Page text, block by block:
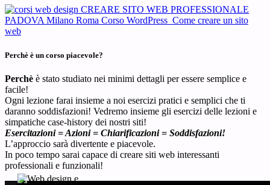
Perchè è un corso piacevole?
Perchè è stato studiato nei minimi dettagli per essere semplice e
facile!
Ogni lezione farai insieme a noi esercizi pratici e semplici che ti
daranno soddisfazioni! Vedremo insieme gli esercizi delle lezioni e
simpatiche case-history dei nostri siti!
Esercitazioni = Azioni = Chiarificazioni = Soddisfazioni!
L’approccio sarà divertente e piacevole.
In poco tempo sarai capace di creare siti web interessanti
professionali e funzionali!